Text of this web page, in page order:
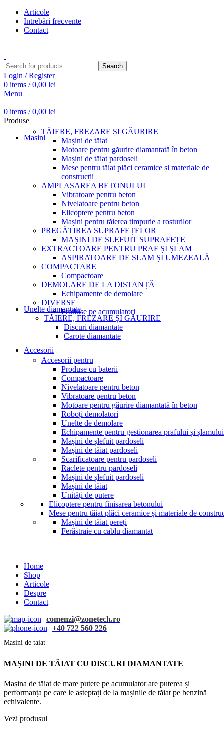
Articole
Intrebări frecvente
Contact
Search
Login / Register
0 items / 0,00 lei
Menu
0 items / 0,00 lei
Produse
Masini
TĂIERE, FREZARE ȘI GĂURIRE
Mașini de tăiat
Motoare pentru găurire diamantată în beton
Mașini de tăiat pardoseli
Mese pentru tăiat plăci ceramice și materiale de
construcții
AMPLASAREA BETONULUI
Vibratoare pentru beton
Nivelatoare pentru beton
Elicoptere pentru beton
Mașini pentru tăierea timpurie a rosturilor
PREGĂTIREA SUPRAFEȚELOR
MAȘINI DE ȘLEFUIT SUPRAFEȚE
EXTRACTOARE PENTRU PRAF ȘI ȘLAM
ASPIRATOARE DE ȘLAM ȘI UMEZEALĂ
COMPACTARE
Compactoare
DEMOLARE DE LA DISTANȚĂ
Echipamente de demolare
DIVERSE
Produse pe acumulatori
Unelte diamantate
TĂIERE, FREZARE ȘI GĂURIRE
Discuri diamantate
Carote diamantate
Accesorii
Accesorii pentru
Produse cu baterii
Compactoare
Nivelatoare pentru beton
Vibratoare pentru beton
Motoare pentru găurire diamantată în beton
Roboți demolatori
Unelte de demolare
Echipamente pentru gestionarea prafului și șlamului
Mașini de șlefuit pardoseli
Mașini de tăiat pardoseli
Scarificatoare pentru pardoseli
Raclete pentru pardoseli
Mașini de șlefuit pardoseli
Mașini de tăiat
Unități de putere
Elicoptere pentru finisarea betonului
Mese pentru tăiat plăci ceramice și materiale de
Mașini de tăiat pereți
Ferăstraie cu cablu diamantat
Home
Shop
Articole
Despre
Contact
comenzi@zonetech.ro
+40 722 560 226
Masini de taiat
MAȘINI DE TĂIAT CU DISCURI DIAMANTATE
Mașina de tăiat de mare putere pe acumulator are puterea și
performanța pe care le așteptați de la mașinile de tăiat pe benzină
echivalente.
Vezi produsul